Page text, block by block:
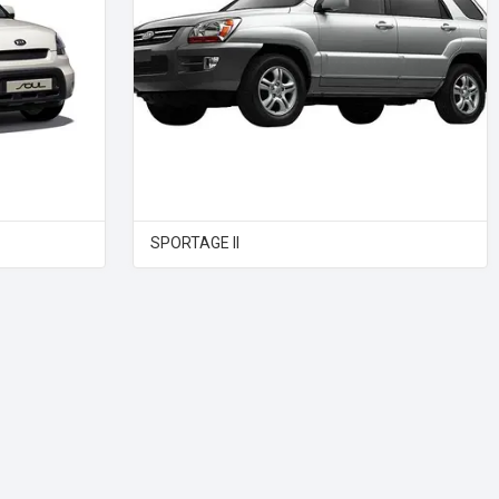
SPORTAGE II